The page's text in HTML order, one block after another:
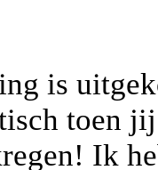
is
toen
Ik